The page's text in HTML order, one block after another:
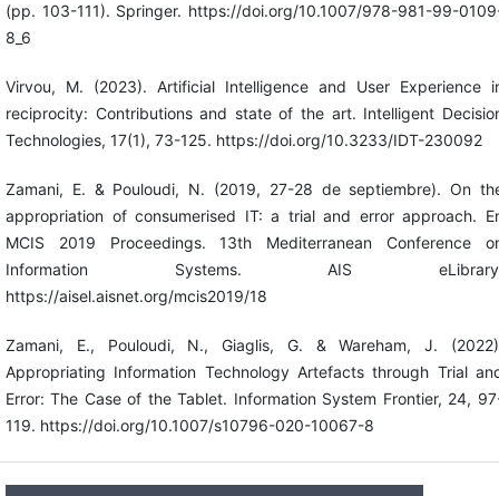
(pp. 103-111). Springer. https://doi.org/10.1007/978-981-99-
8_6
Virvou, M. (2023). Artificial Intelligence and User Experience
reciprocity: Contributions and state of the art. Intelligent
Technologies, 17(1), 73-125. https://doi.org/10.3233/IDT-230092
Zamani, E. & Pouloudi, N. (2019, 27-28 de septiembre). On
appropriation of consumerised IT: a trial and error approach.
MCIS 2019 Proceedings. 13th Mediterranean Conference
Information Systems. AIS
https://aisel.aisnet.org/mcis2019/18
Zamani, E., Pouloudi, N., Giaglis, G. & Wareham, J.
Appropriating Information Technology Artefacts through Trial
Error: The Case of the Tablet. Information System Frontier, 24,
119. https://doi.org/10.1007/s10796-020-10067-8